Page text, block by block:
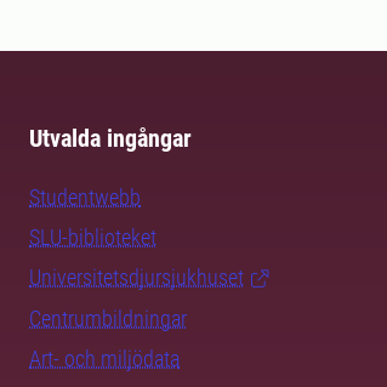
Utvalda ingångar
Studentwebb
SLU-biblioteket
Universitetsdjursjukhuset
Centrumbildningar
Art- och miljödata